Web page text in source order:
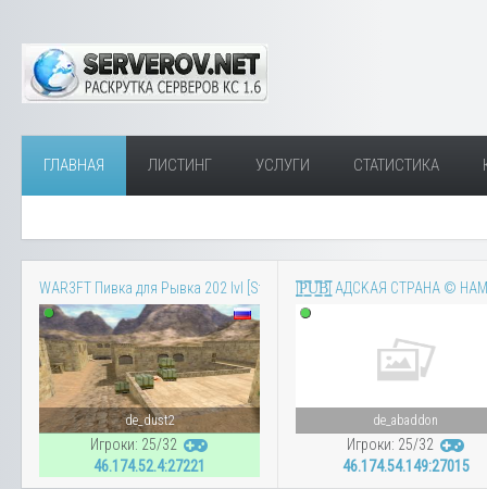
ГЛАВНАЯ ЛИСТИНГ УСЛУГИ СТАТИСТИКА
WAR3FT Пивка для Рывка 202 lvl [Steam Bonus]
de_dust2
Игроки: 25/32
46.174.52.4:27221
|͇̿P͇̿U͇̿B͇̿| AДCKAЯ CTPAHA ©
de_abaddon
Игроки: 25/32
46.174.54.149:27015